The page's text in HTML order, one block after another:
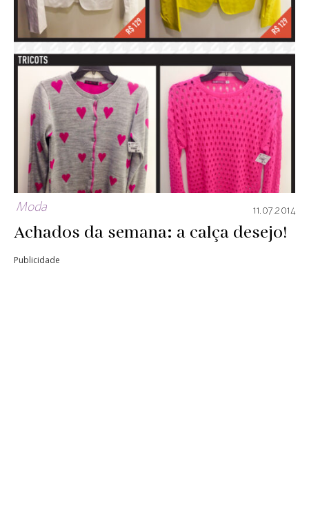
Moda 11.07.2014
Achados da semana: a calça desejo!
Publicidade